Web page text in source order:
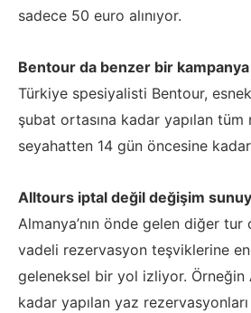
sadece 50 euro alınıyor.
Bentour da benzer bir
Türkiye spesiyalisti Bentour,
şubat ortasına kadar yapılan
seyahatten 14 gün öncesine
Alltours iptal değil değişim
Almanya’nın önde gelen diğer tur
vadeli rezervasyon teşviklerine
geleneksel bir yol izliyor. Örneğin
kadar yapılan yaz